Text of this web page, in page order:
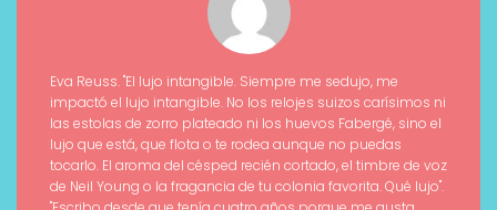
Eva Reuss. "El lujo intangible. Siempre me sedujo, me
impactó el lujo intangible. No los relojes suizos carísimos ni
las estolas de zorro plateado ni los huevos Fabergé, sino el
lujo que está, que flota o te rodea aunque no puedas
tocarlo. El aroma del césped recién cortado, el timbre de voz
de Neil Young o la fragancia de tu colonia favorita. Qué lujo".